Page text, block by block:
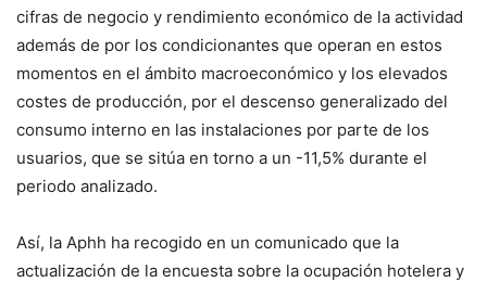
cifras de negocio y rendimiento económico de la actividad
además de por los condicionantes que operan en estos
momentos en el ámbito macroeconómico y los elevados
costes de producción, por el descenso generalizado del
consumo interno en las instalaciones por parte de los
usuarios, que se sitúa en torno a un -11,5% durante el
periodo analizado.
Así, la Aphh ha recogido en un comunicado que la
actualización de la encuesta sobre la ocupación hotelera y